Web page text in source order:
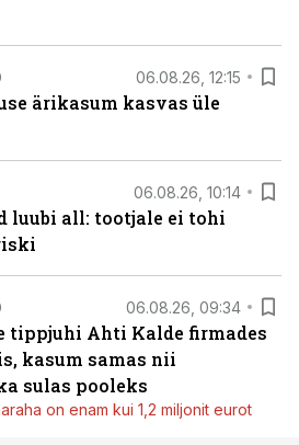
06.08.26, 12:15
ärikasum kasvas üle
06.08.26, 10:14
luubi all: tootjale ei tohi
06.08.26, 09:34
tippjuhi Ahti Kalde firmades
kasum samas nii
sulas pooleks
on enam kui 1,2 miljonit eurot